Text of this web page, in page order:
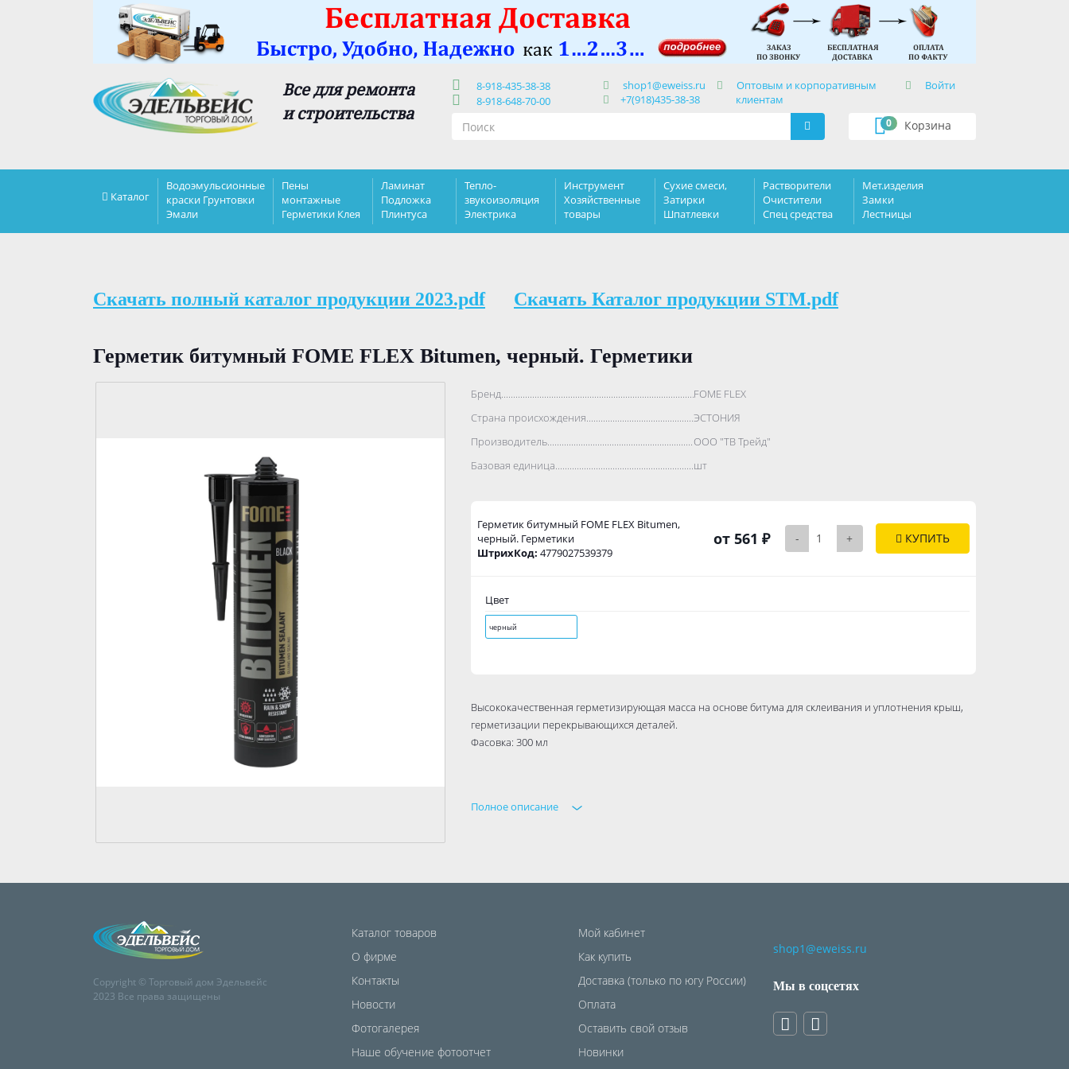
Все для ремонта
и строительства
8-918-435-38-38
8-918-648-70-00
shop1@eweiss.ru
+7(918)435-38-38
Оптовым и корпоративным
клиентам
Войти
Корзина
0
Каталог
Водоэмульсионные
краски Грунтовки
Эмали
Пены
монтажные
Герметики Клея
Ламинат
Подложка
Плинтуса
Тепло-
звукоизоляция
Электрика
Инструмент
Хозяйственные
товары
Сухие смеси,
Затирки
Шпатлевки
Растворители
Очистители
Спец средства
Мет.изделия
Замки
Лестницы
Скачать полный каталог продукции 2023.pdf Скачать Каталог продукции STM.pdf
Герметик битумный FOME FLEX Bitumen, черный. Герметики
Бренд..................................................................................FOME FLEX
Страна происхождения..................................................................................
ЭСТОНИЯ
Производитель..................................................................................
ООО "ТВ Трейд"
Базовая единица..................................................................................
шт
Герметик битумный FOME FLEX Bitumen,
черный. Герметики
ШтрихКод: 4779027539379
от 561 ₽ - + КУПИТЬ
Цвет
черный
Высококачественная герметизирующая масса на основе битума для склеивания и уплотнения крыш,
герметизации перекрывающихся деталей.
Фасовка: 300 мл
Полное описание
Copyright © Торговый дом Эдельвейс
2023 Все права защищены
Каталог товаров
О фирме
Контакты
Новости
Фотогалерея
Наше обучение фотоотчет
Мой кабинет
Как купить
Доставка (только по югу России)
Оплата
Оставить свой отзыв
Новинки
shop1@eweiss.ru
Мы в соцсетях